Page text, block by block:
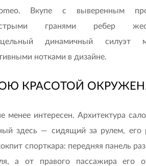
Вкупе с выверенным
гранями ребер
цельный динамичный силуэт
нотками в дизайне.
КРАСОТОЙ
менее интересен. Архитектура
здесь — сидящий за рулем, его
спорткара: передняя панель
а от правого пассажира его